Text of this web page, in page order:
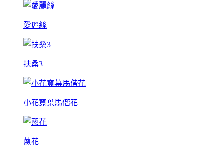
愛麗絲
扶桑3
小花寬葉馬偕花
蔥花